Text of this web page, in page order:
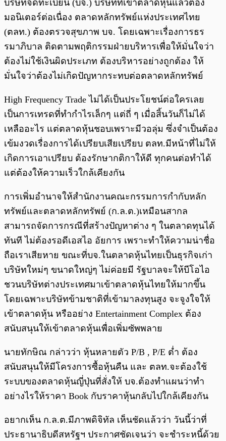
บริษัทจดทะเบียน (บจ.) บริษัทที่เข้าตลาดหุ้นแล้วต้อง
มอนิเตอร์ต่อเนื่อง ตลาดหลักทรัพย์แห่งประเทศไทย
(ตลท.) ต้องตรวจสุขภาพ บจ. โดยเฉพาะเรื่องการธร
รมาภิบาล ติดตามพฤติกรรมฝ่ายบริหารเพื่อให้มั่นใจว่า
ต้องไม่ใช้เงินผิดประเภท ต้องบริหารอย่างถูกต้อง ให้
มั่นใจว่าต้องไม่เกิดปัญหากระทบต่อตลาดหลักทรัพย์
High Frequency Trade ไม่ได้เป็นประโยชน์ต่อใครเลย
เป็นการเทรดที่ทำกำไรเล็กๆ แต่ถี่ ๆ เมื่อสิ้นวันก็ไม่ได้
เหลืออะไร แต่ตลาดหุ้นชอบเพราะมีวอลุ่ม ซึ่งจำเป็นต้อง
เข้มงวดเรื่องการได้เปรียบเสียเปรียบ ตลท.มีหน้าที่ไม่ให้
เกิดการเอาเปรียบ ต้องรักษากติกาให้ดี ทุกคนต่อทำได้
แต่ต้องให้ความเร็วใกล้เคียงกัน
การเพิ่มอำนาจให้สำนักงานคณะกรรมการกำกับหลัก
ทรัพย์และตลาดหลักทรัพย์ (ก.ล.ต.)เหมือนสากล
สามารถจัดการกรณีที่สร้างปัญหาต่าง ๆ ในตลาดทุนได้
ทันที ไม่ต้องรอดีเอสไอ อัยการ เพราะทำให้ความน่าชื่อ
ถือเราเสียหาย ขณะที่บจ.ในตลาดหุ้นไทยเป็นธุรกิจเก่า
บริษัทใหม่ๆ ขนาดใหญ่ๆ ไม่ค่อยมี รัฐบาลจะให้บีโอไอ
ชวนบริษัทต่างประเทศมาเข้าตลาดหุ้นไทยให้มากขึ้น
โดยเฉพาะบริษัทข้ามชาติที่เข้ามาลงทุนสูง จะจูงใจให้
เข้าตลาดหุ้น หรืออย่าง Entertainment Complex ต้อง
สนับสนุนให้เข้าตลาดหุ้นเพื่อเพิ่มซัพพลาย
นายทักษิณ กล่าวว่า หุ้นหลายตัว P/B , P/E ต่ำ ต้อง
สนับสนุนให้มีโครงการซื้อหุ้นคืน และ ตลท.จะต้องใช้
ระบบของตลาดหุ้นญี่ปุ่นที่สั่งให้ บจ.ต้องทำแผนว่าทำ
อย่างไรให้ราคา Book กับราคาหุ้นกลับไปใกล้เคียงกัน
อยากเห็น ก.ล.ต.มีภาพดิจิทัล เห็นชัดแล้วว่า วันนี้ว่าที่
ประธานาธิบดีสหรัฐฯ ประกาศชัดเจนว่า จะชำระหนี้ด้วย